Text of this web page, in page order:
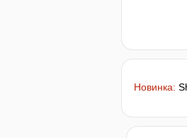
Новинка: